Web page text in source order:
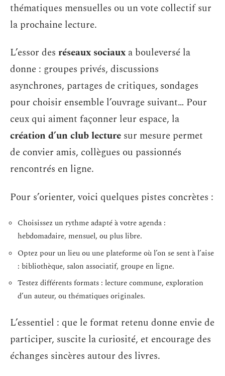
thématiques mensuelles ou un vote collectif sur
la prochaine lecture.
L’essor des réseaux sociaux a bouleversé la
donne : groupes privés, discussions
asynchrones, partages de critiques, sondages
pour choisir ensemble l’ouvrage suivant… Pour
ceux qui aiment façonner leur espace, la
création d’un club lecture sur mesure permet
de convier amis, collègues ou passionnés
rencontrés en ligne.
Pour s’orienter, voici quelques pistes concrètes :
Choisissez un rythme adapté à votre agenda :
hebdomadaire, mensuel, ou plus libre.
Optez pour un lieu ou une plateforme où l’on se sent à l’aise
: bibliothèque, salon associatif, groupe en ligne.
Testez différents formats : lecture commune, exploration
d’un auteur, ou thématiques originales.
L’essentiel : que le format retenu donne envie de
participer, suscite la curiosité, et encourage des
échanges sincères autour des livres.